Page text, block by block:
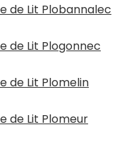
de Lit Plobannalec
de Lit Plogonnec
de Lit Plomelin
de Lit Plomeur